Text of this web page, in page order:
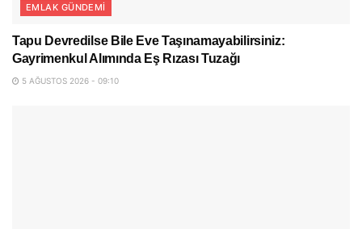
EMLAK GÜNDEMI
Tapu Devredilse Bile Eve Taşınamayabilirsiniz:
Gayrimenkul Alımında Eş Rızası Tuzağı
5 AĞUSTOS 2026 - 09:10